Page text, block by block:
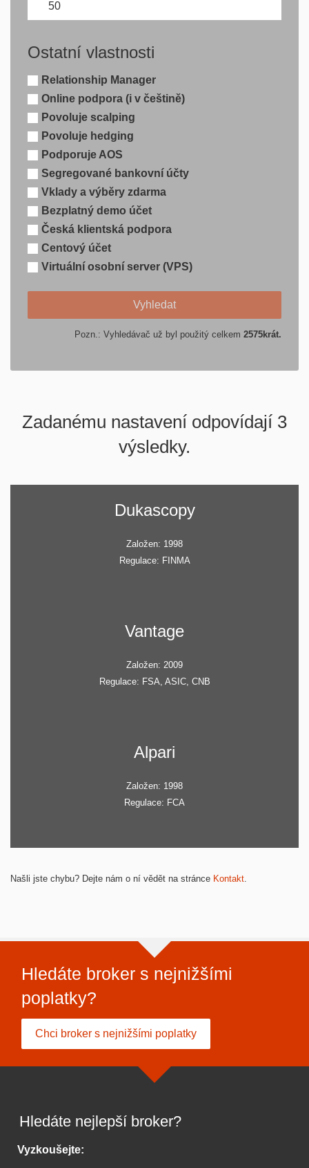
Ostatní vlastnosti
Relationship Manager
Online podpora (i v češtině)
Povoluje scalping
Povoluje hedging
Podporuje AOS
Segregované bankovní účty
Vklady a výběry zdarma
Bezplatný demo účet
Česká klientská podpora
Centový účet
Virtuální osobní server (VPS)
Pozn.: Vyhledávač už byl použitý celkem 2575krát.
Zadanému nastavení odpovídají 3
výsledky.
Dukascopy
Založen: 1998
Regulace: FINMA
Vantage
Založen: 2009
Regulace: FSA, ASIC, CNB
Alpari
Založen: 1998
Regulace: FCA
Našli jste chybu? Dejte nám o ní vědět na stránce Kontakt
Hledáte broker s nejnižšími
poplatky?
Chci broker s nejnižšími poplatky
Hledáte nejlepší broker?
Vyzkoušejte: